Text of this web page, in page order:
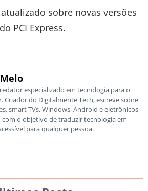
sobre novas versões
PCI Express.
especializado em tecnologia para o
Criador do Digitalmente Tech, escreve sobre
smart TVs, Windows, Android e eletrônicos
com o objetivo de traduzir tecnologia em
para qualquer pessoa.